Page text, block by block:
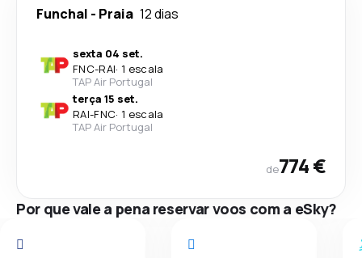
Funchal - Praia 12 dias
sexta 04 set.
FNC-RAI· 1 escala
TAP Air Portugal
terça 15 set.
RAI-FNC· 1 escala
TAP Air Portugal
de774 €
Por que vale a pena reservar voos com a eSky?